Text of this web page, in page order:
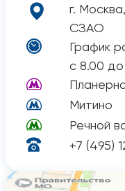
г.
СЗАО
График
с 8.00
Митино
Речной
+7 (495)